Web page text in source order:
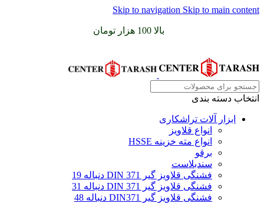
Skip to navigation Skip to main content
بالا 100 هزار تومان
انتخاب دسته بندی
ابزار آلات تراشکاری
انواع قلاویز
انواع مته خزینه HSSE
برقو
سندبلاست
فشنگی قلاویز گیر DIN 371 دنباله 19
فشنگی قلاویز گیر DIN 371 دنباله 31
فشنگی قلاویز گیر DIN371 دنباله 48